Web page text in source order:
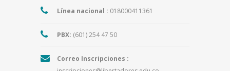
Línea nacional : 018000411361
PBX: (601) 254 47 50
Correo Inscripciones :